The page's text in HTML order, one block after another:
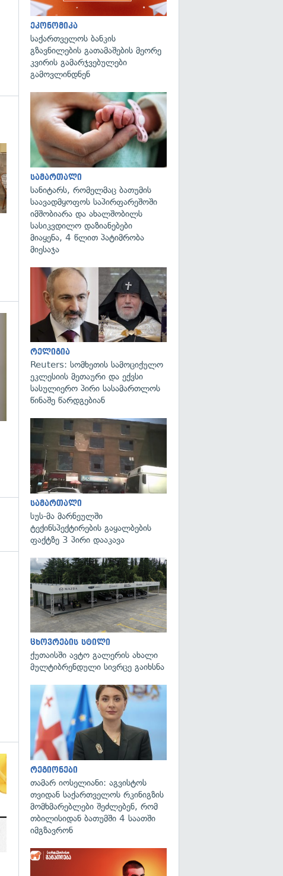
გადახედვა
გადახედვა
ეკონომიკა
საქართველოს ბანკის
გზავნილების გათამაშების მეორე
კვირის გამარჯვებულები
გამოვლინდნენ
სამართალი
სანიტარს, რომელმაც ბათუმის
საავადმყოფოს საპირფარეშოში
იმშობიარა და ახალშობილს
სასიკვდილო დაზიანებები
მიაყენა, 4 წლით პატიმრობა
მიესაჯა
რელიგია
Reuters: სომხეთის სამოციქულო
ეკლესიის მეთაური და ექვსი
სასულიერო პირი სასამართლოს
წინაშე წარდგებიან
სამართალი
სუს-მა მარნეულში
ტექინსპექტირების გაყალბების
ფაქტზე 3 პირი დააკავა
ცხოვრების სტილი
ქუთაისში ავტო გალერის ახალი
მულტიბრენდული სივრცე გაიხსნა
რეგიონები
თამარ იოსელიანი: აგვისტოს
თვიდან საქართველოს რკინიგზის
მომხმარებლები შეძლებენ, რომ
თბილისიდან ბათუმში 4 საათში
იმგზავრონ